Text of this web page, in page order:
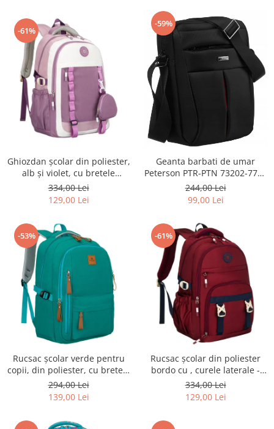
-61%
Ghiozdan școlar din poliester,
alb și violet, cu bretele
reglabile - Peterson PTR-PTN
8603-1303 PURPLE
334,00 Lei
129,00 Lei
-59%
Geanta barbati de umar
Peterson PTR-PTN 73202-7738
BL
244,00 Lei
99,00 Lei
-53%
Rucsac școlar verde pentru
copii, din poliester, cu bretele
reglabile - Peterson PTR-PTN
BHX-01-9259 Gree
294,00 Lei
139,00 Lei
-61%
Rucsac școlar din poliester
bordo cu , curele laterale -
Peterson PTR-PTN 8594-1402
BORDO
334,00 Lei
129,00 Lei